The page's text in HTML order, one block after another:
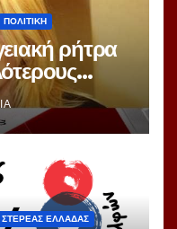
ΠΟΛΙΤΙΚΗ
ρήτρα
7
ΣΤΕΡΕΑΣ ΕΛΛΑΔΑΣ